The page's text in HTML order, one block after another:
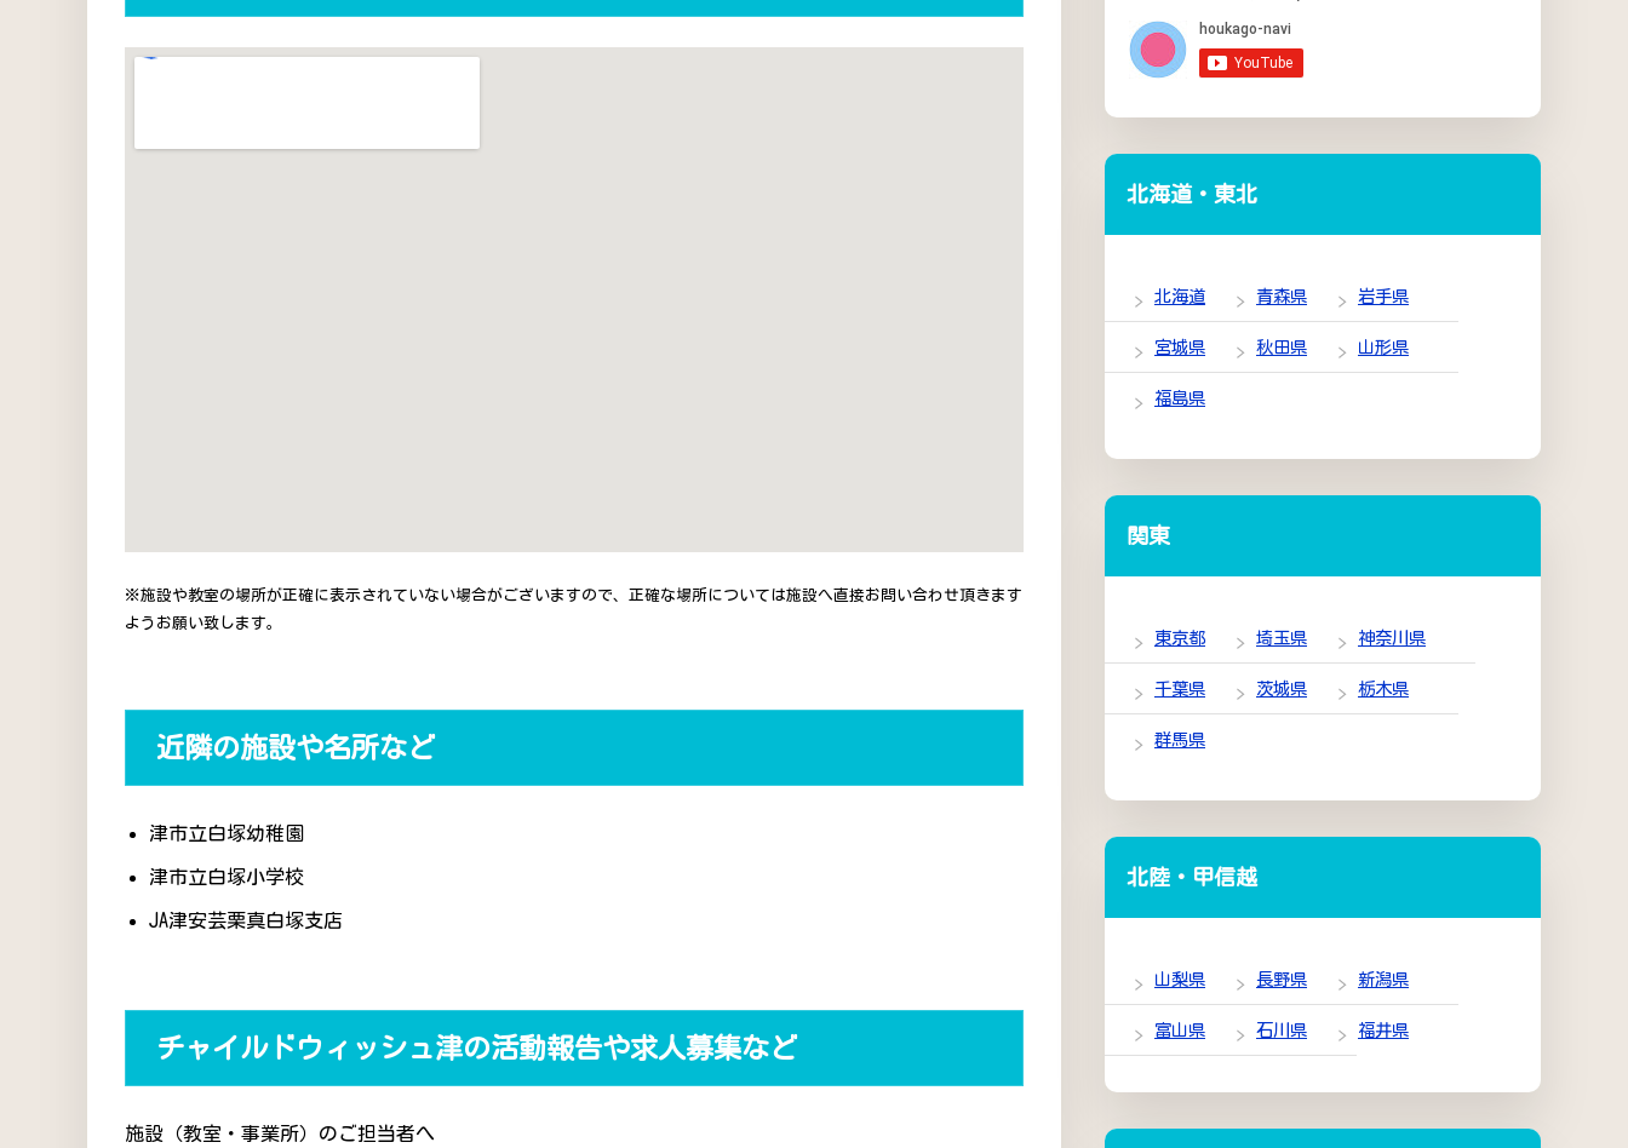
※施設や教室の場所が正確に表示されていない場合がございますので、正確な場所については施設へ直接お問い合わせ頂きます
ようお願い致します。
近隣の施設や名所など
津市立白塚幼稚園
津市立白塚小学校
JA津安芸栗真白塚支店
チャイルドウィッシュ津の活動報告や求人募集など
施設（教室・事業所）のご担当者へ
北海道・東北
北海道 青森県 岩手県
宮城県 秋田県 山形県
福島県
関東
東京都 埼玉県 神奈川県
千葉県 茨城県 栃木県
群馬県
北陸・甲信越
山梨県 長野県 新潟県
富山県 石川県 福井県